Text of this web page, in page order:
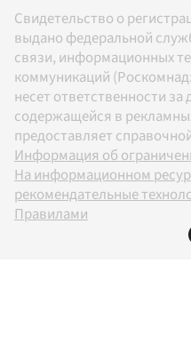
Свидетельство о
выдано федеральной
связи, информационных
коммуникаций
несет ответственности
содержащейся в
предоставляет
Информация об
На информационном
рекомендательные
Правилами